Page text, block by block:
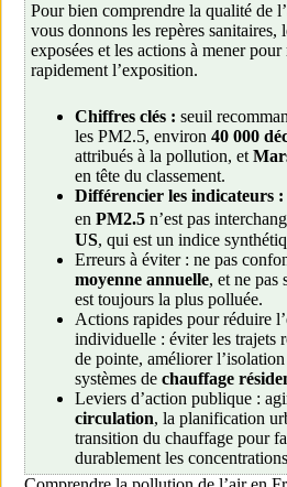
Pour bien comprendre la qualité de
vous donnons les repères sanitaires,
exposées et les actions à mener pour
rapidement l’exposition.
Chiffres clés : seuil
les PM2.5, environ 40 000
attribués à la pollution, et
en tête du classement.
Différencier les indicateurs :
en PM2.5 n’est pas
US, qui est un indice
Erreurs à éviter : ne pas
moyenne annuelle, et ne pas
est toujours la plus polluée.
Actions rapides pour réduire
individuelle : éviter les trajets
de pointe, améliorer
systèmes de chauffage
Leviers d’action publique :
circulation, la planification
transition du chauffage pour
durablement les